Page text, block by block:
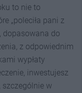
to nie to
„poleciła pani z
dopasowana do
z odpowiednim
wypłaty
inwestujesz
w